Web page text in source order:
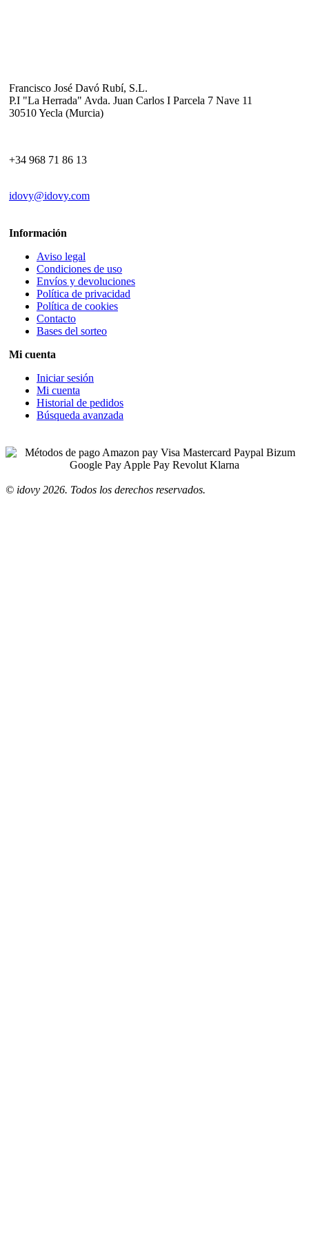
Francisco José Davó Rubí, S.L.
P.I "La Herrada" Avda. Juan Carlos I Parcela 7 Nave 11
30510 Yecla (Murcia)
+34 968 71 86 13
idovy@idovy.com
Información
Aviso legal
Condiciones de uso
Envíos y devoluciones
Política de privacidad
Política de cookies
Contacto
Bases del sorteo
Mi cuenta
Iniciar sesión
Mi cuenta
Historial de pedidos
Búsqueda avanzada
© idovy 2026. Todos los derechos reservados.